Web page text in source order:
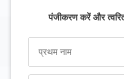
पंजीकरण करें और